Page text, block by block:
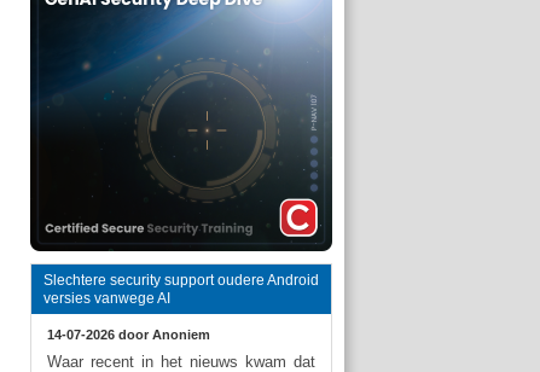
Slechtere security support oudere Android
versies vanwege AI
14-07-2026 door Anoniem
Waar recent in het nieuws kwam dat